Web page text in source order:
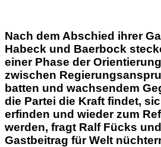
Nach dem Abschied ihrer
Habeck und Baerbock
einer Phase der
zwischen
batten und wachsendem
die Partei die Kraft findet,
erfinden und wieder zum
werden, fragt Ralf Fücks
Gastbeitrag für Welt